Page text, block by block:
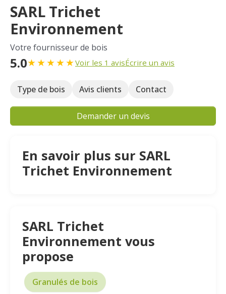
SARL Trichet
Environnement
Votre fournisseur de bois
5.0★★★★★Voir les 1 avisÉcrire un avis
Type de bois Avis clients Contact
Demander un devis
En savoir plus sur SARL
Trichet Environnement
SARL Trichet
Environnement vous
propose
Granulés de bois